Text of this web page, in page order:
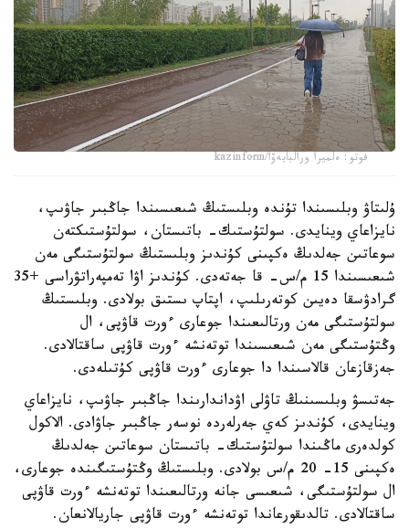
فوتو: ەلميرا ورالبايەۆا/kazinform
ۇلىتاۋ وبلىسىندا تۇندە وبلىستىڭ شىعىسىندا جاڭبىر جاۋىپ،
نايزاعاي وينايدى. سولتۇستىك- باتىستان، سولتۇستىكتەن
سوعاتىن جەلدىڭ ەكپىنى كۇندىز وبلىستىڭ سولتۇستىگى مەن
شىعىسىندا 15 م/س- قا جەتەدى. كۇندىز اۋا تەمپەراتۋراسى +35
گرادۋسقا دەيىن كوتەرىلىپ، اپتاپ ىستىق بولادى. وبلىستىڭ
سولتۇستىگى مەن ورتالىعىندا جوعارى ءورت قاۋپى، ال
وڭتۇستىگى مەن شىعىسىندا توتەنشە ءورت قاۋپى ساقتالادى.
جەزقازعان قالاسىندا دا جوعارى ءورت قاۋپى كۇتىلەدى.
جەتىسۋ وبلىسىنىڭ تاۋلى اۋداندارىندا جاڭبىر جاۋىپ، نايزاعاي
وينايدى، كۇندىز كەي جەرلەردە نوسەر جاڭبىر جاۋادى. الاكول
كولدەرى ماڭىندا سولتۇستىك- باتىستان سوعاتىن جەلدىڭ
ەكپىنى 15- 20 م/س بولادى. وبلىستىڭ وڭتۇستىگىندە جوعارى،
ال سولتۇستىگى، شىعىسى جانە ورتالىعىندا توتەنشە ءورت قاۋپى
ساقتالادى. تالدىقورعاندا توتەنشە ءورت قاۋپى جاريالانعان.